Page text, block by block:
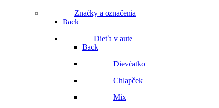
Značky a označenia
Back
Dieťa v aute
Back
Dievčatko
Chlapček
Mix